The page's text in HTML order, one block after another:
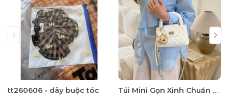
tt260606 - dây buộc tóc Túi Mini Gọn Xinh Chuẩn Gu - tt260518